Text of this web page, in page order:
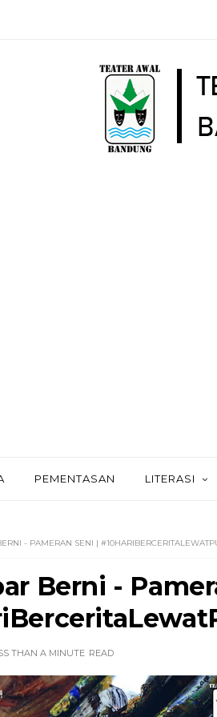
PEMENTASAN LITERASI
- PAMERAN SENI |
Berni -
THAN A MINUTE READ